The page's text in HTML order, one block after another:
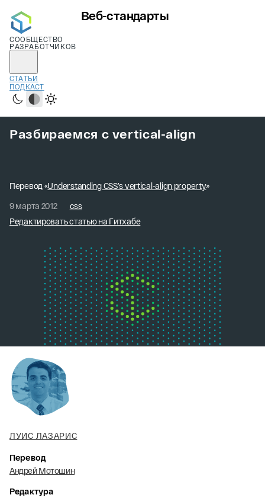
Веб-стандарты
СООБЩЕСТВО
РАЗРАБОТЧИКОВ
СТАТЬИ
ПОДКАСТ
Разбираемся с vertical-align
Перевод «Understanding CSS’s vertical-align property»
9 марта 2012
css
Редактировать статью на Гитхабе
ЛУИС ЛАЗАРИС
Перевод
Андрей Мотошин
Редактура